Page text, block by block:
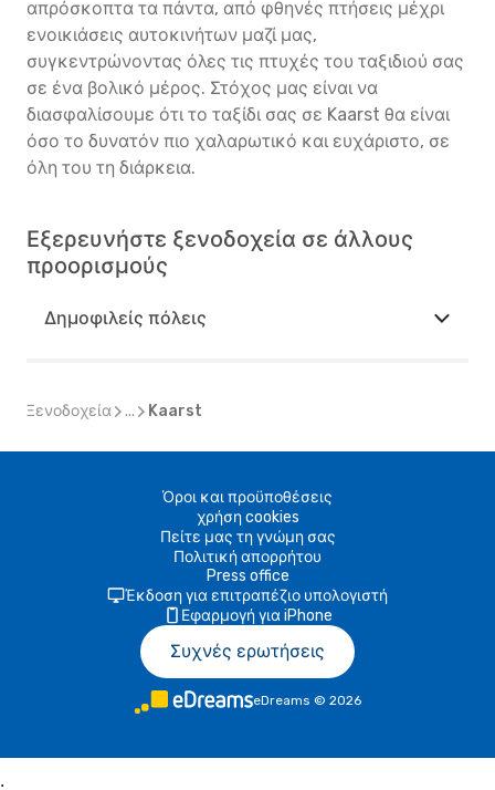
απρόσκοπτα τα πάντα, από φθηνές πτήσεις μέχρι
ενοικιάσεις αυτοκινήτων μαζί μας,
συγκεντρώνοντας όλες τις πτυχές του ταξιδιού σας
σε ένα βολικό μέρος. Στόχος μας είναι να
διασφαλίσουμε ότι το ταξίδι σας σε Kaarst θα είναι
όσο το δυνατόν πιο χαλαρωτικό και ευχάριστο, σε
όλη του τη διάρκεια.
Εξερευνήστε ξενοδοχεία σε άλλους
προορισμούς
Δημοφιλείς πόλεις
Ξενοδοχεία ... Kaarst
Όροι και προϋποθέσεις
χρήση cookies
Πείτε μας τη γνώμη σας
Πολιτική απορρήτου
Press office
Έκδοση για επιτραπέζιο υπολογιστή
Εφαρμογή για iPhone
Συχνές ερωτήσεις
eDreams © 2026